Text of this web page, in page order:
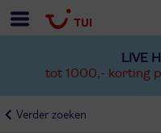
LIVE
tot 1000,- korting
Verder zoeken